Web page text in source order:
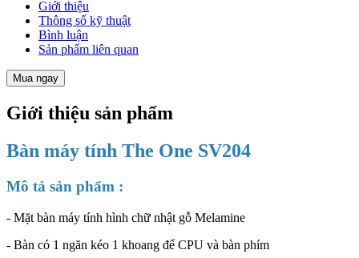
Giới thiệu
Thông số kỹ thuật
Bình luận
Sản phẩm liên quan
Mua ngay
Giới thiệu sản phẩm
Bàn máy tính The One SV204
Mô tả sản phẩm :
- Mặt bàn máy tính hình chữ nhật gỗ Melamine
- Bàn có 1 ngăn kéo 1 khoang để CPU và bàn phím